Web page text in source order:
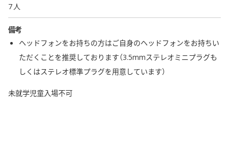
7 人
備考
ヘッドフォンをお持ちの方はご自身のヘッドフォンをお持ちい
ただくことを推奨しております（3.5mmステレオミニプラグも
しくはステレオ標準プラグを用意しています）
未就学児童入場不可